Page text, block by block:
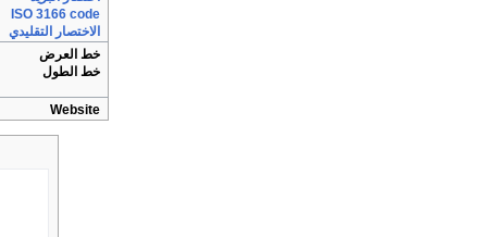
ISO 3166 code
الاختصار التقليدي
خط العرض
خط الطول
Website